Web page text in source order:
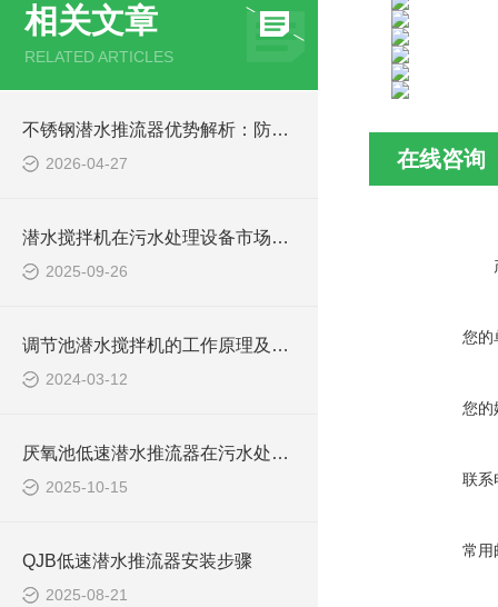
相关文章
RELATED ARTICLES
不锈钢潜水推流器优势解析：防腐耐用污水处理设备
2026-04-27
潜水搅拌机在污水处理设备市场的发展及产品优势
2025-09-26
调节池潜水搅拌机的工作原理及潜水推进器CAD安装图、结构图
2024-03-12
厌氧池低速潜水推流器在污水处理中的作用
2025-10-15
QJB低速潜水推流器安装步骤
2025-08-21
在线咨询
您的
您的
联系
常用